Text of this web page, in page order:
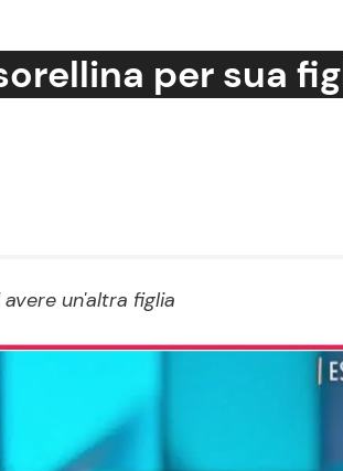
Le Ricette in TV
per sua
un'altra figlia